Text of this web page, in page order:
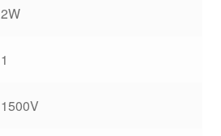
2W
1
1500V